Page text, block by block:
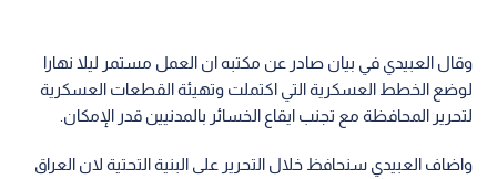
وقال العبيدي في بيان صادر عن مكتبه ان العمل مستمر ليلا نهارا
لوضع الخطط العسكرية التي اكتملت وتهيئة القطعات العسكرية
لتحرير المحافظة مع تجنب ايقاع الخسائر بالمدنيين قدر الإمكان.
واضاف العبيدي سنحافظ خلال التحرير على البنية التحتية لان العراق